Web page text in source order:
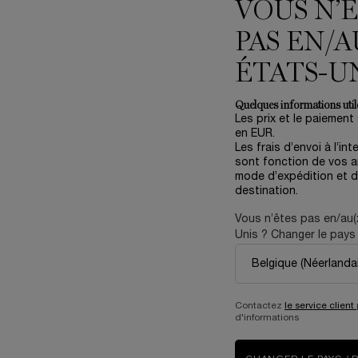
COFFRET SOIN RÉNERGIE H.C.F. TRIPLE
CRÈME RÉNERGIE
XTEND
4.3 (137)
One size onlyfor
AJOUTER AU PANIER
VOUS
PAS EN/
ÉTATS-
Quelques informations
Les prix et le
en EUR.
Les frais d’envoi à
sont fonction de vos
mode d’expédition et
destination.
Vous n’êtes pas en/
Unis ? Changer le
Contactez le service client
d'informations